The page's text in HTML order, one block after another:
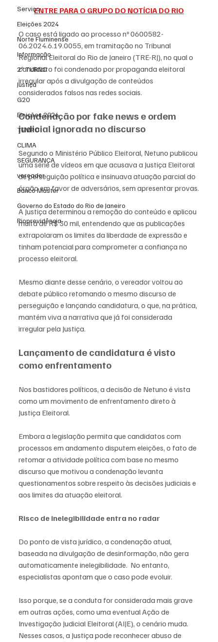
Serviço
Eleições 2024
Norte Fluminense
Informação
2º TURNO
Justiça
G20
Eleições 2026
TEMPO
CLIMA
SEGURANÇA
vereador
Banco Master
Governo do Estado do Rio de Janeiro
Rioprevidência
ENTRE PARA O GRUPO DO NOTÍCIA DO RIO
O caso está ligado ao processo nº 0600582-
06.2024.6.19.0055, em tramitação no Tribunal
Regional Eleitoral do Rio de Janeiro (TRE-RJ), no qual o
candidato foi condenado por propaganda eleitoral
irregular após a divulgação de conteúdos
considerados falsos nas redes sociais.
Condenação por fake news e ordem
judicial ignorada no discurso
Segundo o Ministério Público Eleitoral, Netuno publicou
uma série de vídeos em que acusava a Justiça Eleitoral
de perseguição política e insinuava atuação parcial do
órgão em favor de adversários, sem apresentar provas.
A Justiça determinou a remoção do conteúdo e aplicou
multa de R$ 30 mil, entendendo que as publicações
extrapolaram os limites da liberdade de expressão e
tinham potencial para comprometer a confiança no
processo eleitoral.
Mesmo diante desse cenário, o vereador voltou ao
debate público retomando o mesmo discurso de
perseguição e lançando candidatura, o que, na prática,
mantém viva a narrativa que já foi considerada
irregular pela Justiça.
Lançamento de candidatura é visto
como enfrentamento
Nos bastidores políticos, a decisão de Netuno é vista
como um movimento de enfrentamento direto à
Justiça Eleitoral.
Embora a legislação permita que candidatos com
processos em andamento disputem eleições, o fato de
retomar a atividade política com base no mesmo
discurso que motivou a condenação levanta
questionamentos sobre respeito às decisões judiciais e
aos limites da atuação eleitoral.
Risco de inelegibilidade entra no radar
Do ponto de vista jurídico, a condenação atual,
baseada na divulgação de desinformação, não gera
automaticamente inelegibilidade.  No entanto,
especialistas apontam que o caso pode evoluir.
Isso porque, se a conduta for considerada mais grave
em outras ações, como uma eventual Ação de
Investigação Judicial Eleitoral (AIJE), o cenário muda.
Nesses casos, a Justiça pode reconhecer abuso de